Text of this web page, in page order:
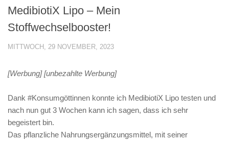
MedibiotiX Lipo – Mein
Stoffwechselbooster!
MITTWOCH, 29 NOVEMBER, 2023
[Werbung] [unbezahlte Werbung]
Dank #Konsumgöttinnen konnte ich MedibiotiX Lipo testen und
nach nun gut 3 Wochen kann ich sagen, dass ich sehr
begeistert bin.
Das pflanzliche Nahrungsergänzungsmittel, mit seiner